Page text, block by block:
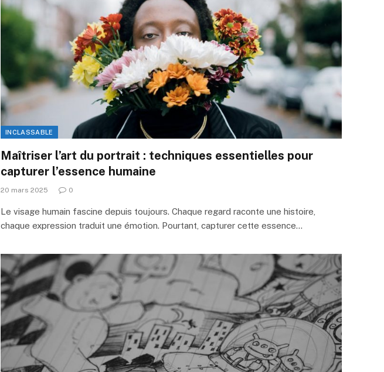
INCLASSABLE
Maîtriser l’art du portrait : techniques essentielles pour
capturer l’essence humaine
20 mars 2025 0
Le visage humain fascine depuis toujours. Chaque regard raconte une histoire,
chaque expression traduit une émotion. Pourtant, capturer cette essence…